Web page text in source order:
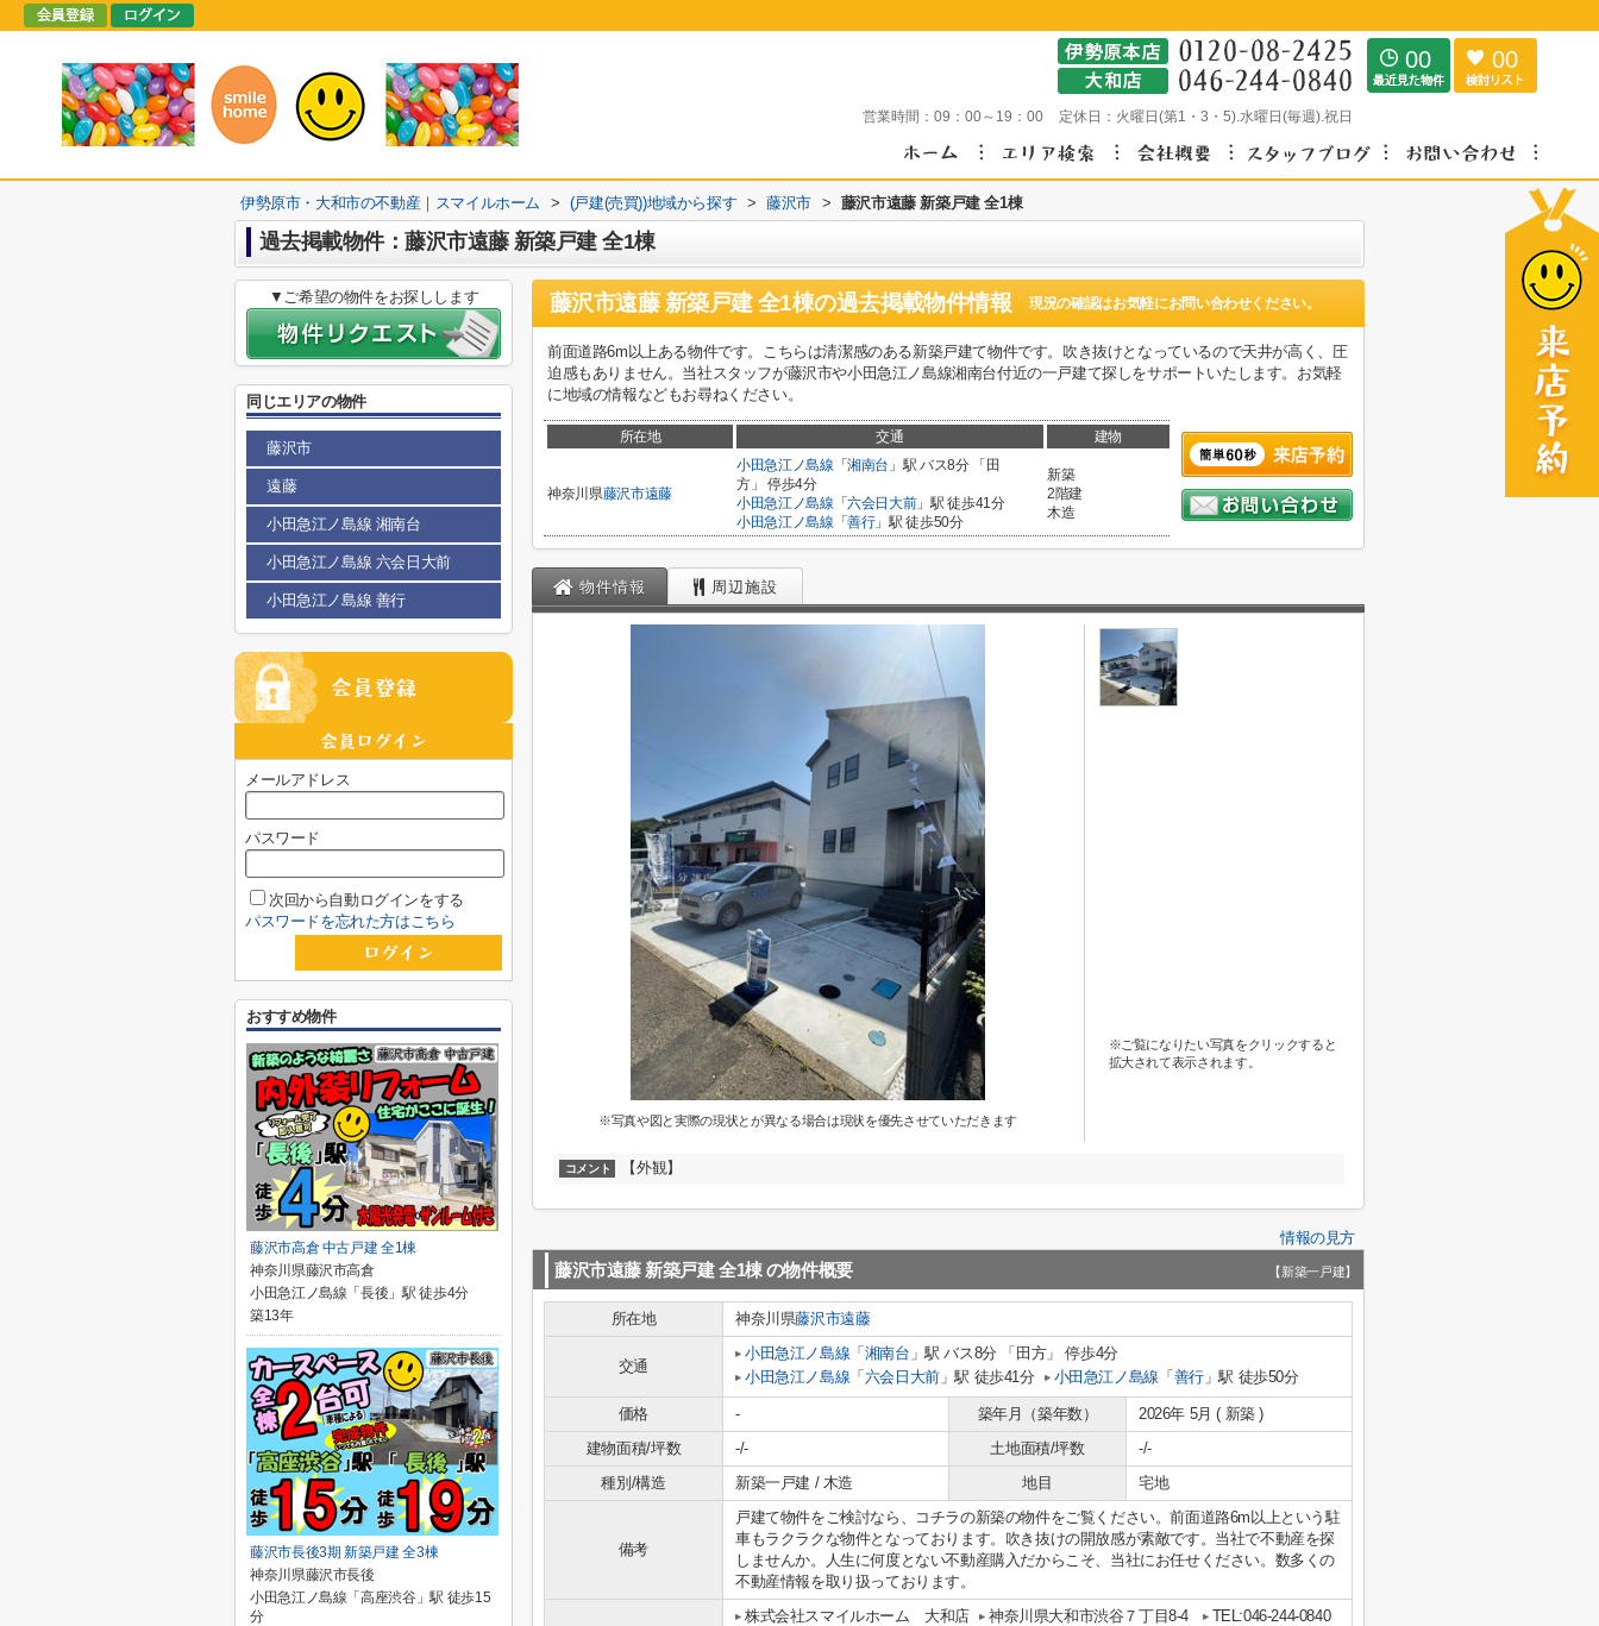
営業時間： 09：00～19：00 定休日： 火曜日(第1・3・5).水曜日(毎週).祝日
00 00
伊勢原市・大和市の不動産｜スマイルホーム > (戸建(売買))地域から探す > 藤沢市 > 藤沢市遠藤 新築戸建 全1棟
過去掲載物件：藤沢市遠藤 新築戸建 全1棟
藤沢市遠藤 新築戸建 全1棟の過去掲載物件情報 現況の確認はお気軽にお問い合わせください。
前面道路6m以上ある物件です。こちらは清潔感のある新築戸建て物件です。吹き抜けとなっているので天井が高く、圧
迫感もありません。当社スタッフが藤沢市や小田急江ノ島線湘南台付近の一戸建て探しをサポートいたします。お気軽
に地域の情報などもお尋ねください。
所在地 交通 建物
神奈川県藤沢市遠藤
小田急江ノ島線 「湘南台 」駅 バス8分 「田
方」 停歩4分
小田急江ノ島線 「六会日大前」駅 徒歩41分
小田急江ノ島線 「善行」駅 徒歩50分
新築
2階建
木造
物件情報 周辺施設
※写真や図と実際の現状とが異なる場合は現状を優先させていただきます
※ご覧になりたい写真をクリックすると
拡大されて表示されます。
コメント 【外観】
情報の見方
藤沢市遠藤 新築戸建 全1棟の物件概要 【新築一戸建】
所在地 神奈川県藤沢市遠藤
交通
小田急江ノ島線 「 湘南台 」駅 バス8分 「田方」 停歩4分
小田急江ノ島線 「 六会日大前」駅 徒歩41分 小田急江ノ島線 「 善行」駅 徒歩50分
価格 - 築年月（築年数）
2026年 5月 ( 新築 )
建物面積/坪数
-/- 土地面積/坪数
-/-
種別/構造
新築一戸建 / 木造 地目 宅地
備考
戸建て物件をご検討なら、コチラの新築の物件をご覧ください。前面道路6m以上という駐
車もラクラクな物件となっております。吹き抜けの開放感が素敵です。当社で不動産を探
しませんか。人生に何度とない不動産購入だからこそ、当社にお任せください。数多くの
不動産情報を取り扱っております。
株式会社スマイルホーム 大和店 神奈川県大和市渋谷７丁目8-4
TEL:046-244-0840
▼ご希望の物件をお探しします
同じエリアの物件
藤沢市
遠藤
小田急江ノ島線 湘南台
小田急江ノ島線 六会日大前
小田急江ノ島線 善行
メールアドレス
パスワード
次回から自動ログインをする
パスワードを忘れた方はこちら
おすすめ物件
藤沢市高倉 中古戸建 全1棟
神奈川県藤沢市高倉
小田急江ノ島線「長後」駅 徒歩4分
築13年
藤沢市長後3期 新築戸建 全3棟
神奈川県藤沢市長後
小田急江ノ島線「高座渋谷」駅 徒歩15
分